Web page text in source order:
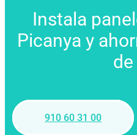
Instala
Picanya y
910 60 31 00